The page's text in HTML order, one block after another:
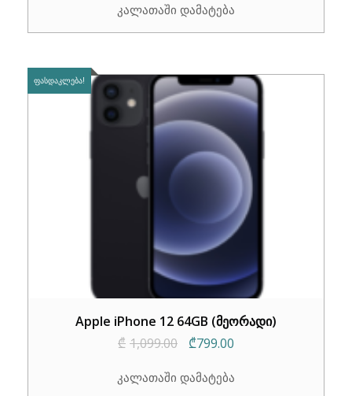
was:
is:
კალათაში დამატება
ᲤᲐᲡᲓᲐᲙᲚᲔᲑᲐ!
Apple iPhone 12 64GB (მეორადი)
₾ 1,099.00
Original
was:
₾799.00
is:
კალათაში დამატება